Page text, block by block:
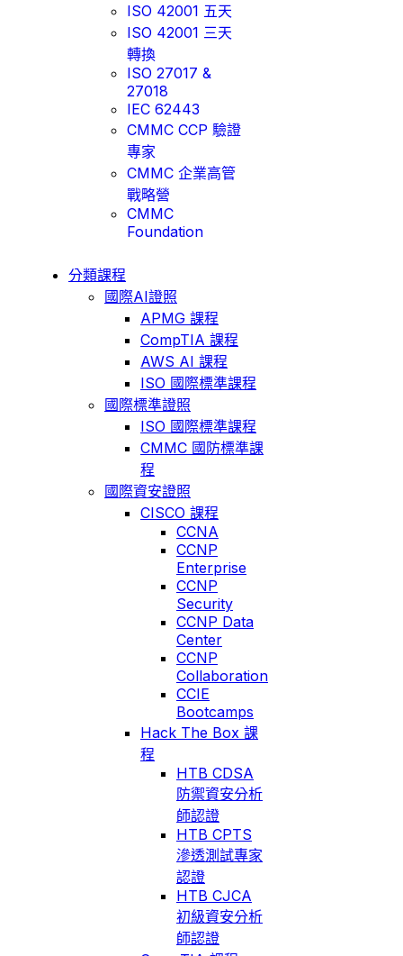
ISO 42001 五天
ISO 42001 三天
轉換
ISO 27017 &
27018
IEC 62443
CMMC CCP 驗證
專家
CMMC 企業高管
戰略營
CMMC
Foundation
分類課程
國際AI證照
APMG 課程
CompTIA 課程
AWS AI 課程
ISO 國際標準課程
國際標準證照
ISO 國際標準課程
CMMC 國防標準課
程
國際資安證照
CISCO 課程
CCNA
CCNP
Enterprise
CCNP
Security
CCNP Data
Center
CCNP
Collaboration
CCIE
Bootcamps
Hack The Box 課
程
HTB CDSA
防禦資安分析
師認證
HTB CPTS
滲透測試專家
認證
HTB CJCA
初級資安分析
師認證